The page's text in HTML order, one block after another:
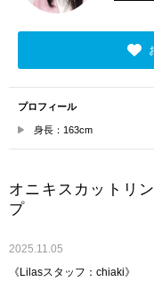
プロフィール
身長：163cm
オニキスカットリ
プ
2025.11.05
《Lilasスタッフ：chiaki》